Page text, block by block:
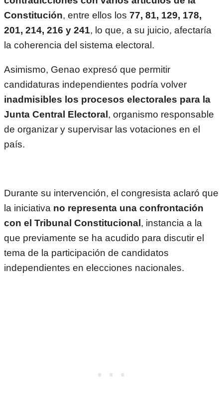
Constitución, entre ellos los 77, 81, 129, 178,
201, 214, 216 y 241, lo que, a su juicio, afectaría
la coherencia del sistema electoral.
Asimismo, Genao expresó que permitir
candidaturas independientes podría volver
inadmisibles los procesos electorales para la
Junta Central Electoral, organismo responsable
de organizar y supervisar las votaciones en el
país.
Durante su intervención, el congresista aclaró que
la iniciativa no representa una confrontación
con el Tribunal Constitucional, instancia a la
que previamente se ha acudido para discutir el
tema de la participación de candidatos
independientes en elecciones nacionales.